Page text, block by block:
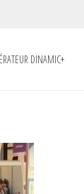
DINAMIC+